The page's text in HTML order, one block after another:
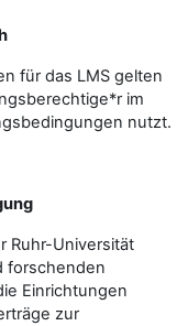
für das LMS gelten
im
nutzt.
Ruhr-Universität
forschenden
Einrichtungen
zur